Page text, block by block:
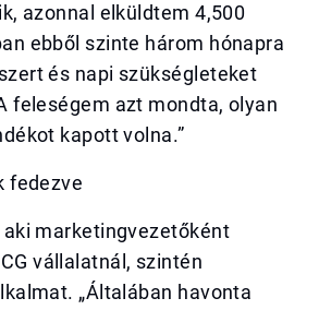
azonnal elküldtem 4,500
ebből szinte három hónapra
és napi szükségleteket
feleségem azt mondta, olyan
kapott volna.”
fedezve
aki marketingvezetőként
vállalatnál, szintén
„Általában havonta